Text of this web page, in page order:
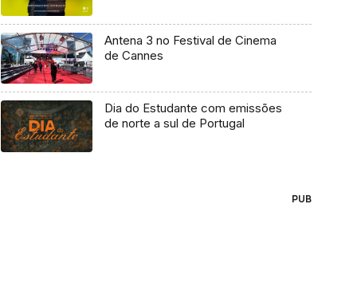
Antena 3 no Festival de Cinema
de Cannes
Dia do Estudante com emissões
de norte a sul de Portugal
PUB